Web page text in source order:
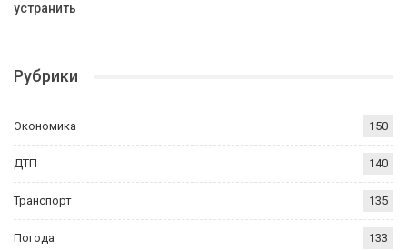
устранить
Рубрики
Экономика 150
ДТП 140
Транспорт 135
Погода 133